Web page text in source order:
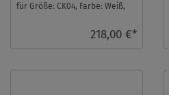
für Größe: CK04, Farbe: Weiß,
218,00 €*